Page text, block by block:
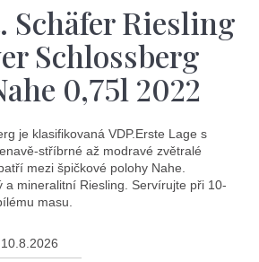
Schäfer Riesling
Schlossberg
0,75l 2022
je klasifikovaná VDP.Erste Lage s
stříbrné až modravé zvětralé
mezi špičkové polohy Nahe.
a mineralitní Riesling. Servírujte při 10-
masu.
10.8.2026